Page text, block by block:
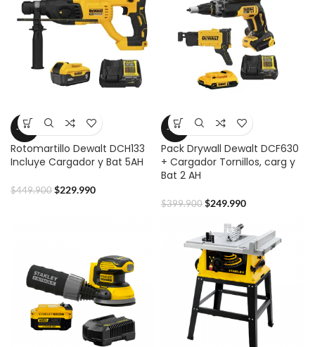
-49%
Rotomartillo Dewalt DCH133
Incluye Cargador y Bat 5AH
$449.900 $229.990
-37%
Pack Drywall Dewalt DCF630
+ Cargador Tornillos, carg y
Bat 2 AH
$399.900 $249.990